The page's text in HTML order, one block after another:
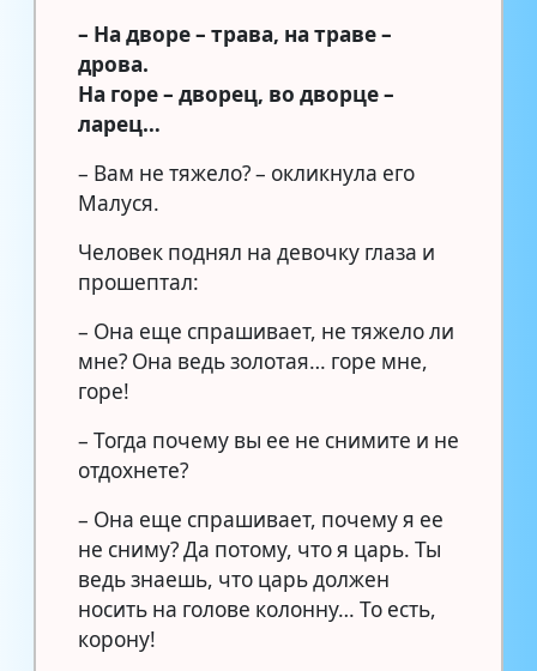
– На дворе – трава, на траве –
дрова.
На горе – дворец, во дворце –
ларец…
– Вам не тяжело? – окликнула его
Малуся.
Человек поднял на девочку глаза и
прошептал:
– Она еще спрашивает, не тяжело ли
мне? Она ведь золотая… горе мне,
горе!
– Тогда почему вы ее не снимите и не
отдохнете?
– Она еще спрашивает, почему я ее
не сниму? Да потому, что я царь. Ты
ведь знаешь, что царь должен
носить на голове колонну… То есть,
корону!